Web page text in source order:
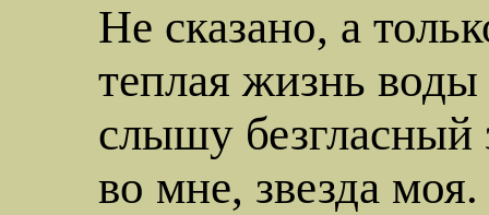
Не сказано, а
теплая жизнь
слышу безгласный
во мне, звезда